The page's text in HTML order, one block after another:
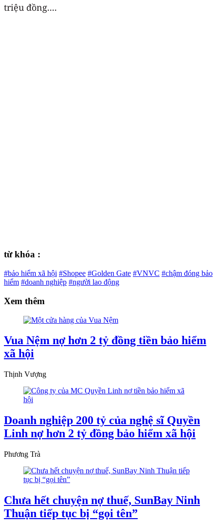
triệu đồng....
từ khóa :
#bảo hiểm xã hội #Shopee #Golden Gate #VNVC #chậm đóng bảo
hiểm #doanh nghiệp #người lao động
Xem thêm
Vua Nệm nợ hơn 2 tỷ đồng tiền bảo hiểm
xã hội
Thịnh Vượng
Doanh nghiệp 200 tỷ của nghệ sĩ Quyền
Linh nợ hơn 2 tỷ đồng bảo hiểm xã hội
Phương Trà
Chưa hết chuyện nợ thuế, SunBay Ninh
Thuận tiếp tục bị “gọi tên”